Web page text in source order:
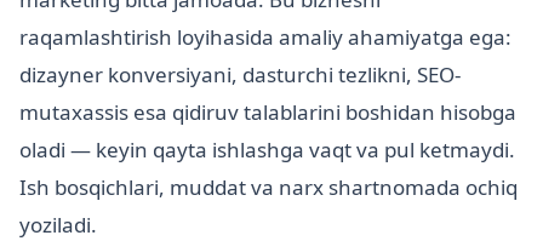
raqamlashtirish loyihasida amaliy ahamiyatga ega:
dizayner konversiyani, dasturchi tezlikni, SEO-
mutaxassis esa qidiruv talablarini boshidan hisobga
oladi — keyin qayta ishlashga vaqt va pul ketmaydi.
Ish bosqichlari, muddat va narx shartnomada ochiq
yoziladi.